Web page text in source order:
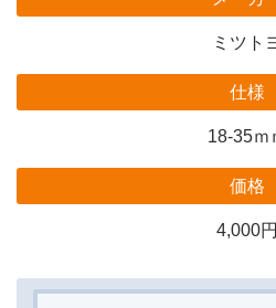
ミツト
仕様
18-35ｍ
価格
4,000円